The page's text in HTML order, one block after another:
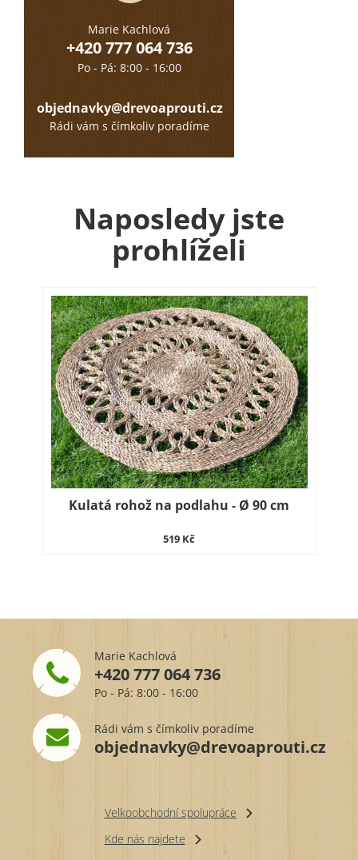
Marie Kachlová
+420 777 064 736
Po - Pá: 8:00 - 16:00
objednavky@drevoaprouti.cz
Rádi vám s čímkoliv poradíme
Naposledy jste
prohlíželi
Kulatá rohož na podlahu - Ø 90 cm
519 Kč
Marie Kachlová
+420 777 064 736
Po - Pá: 8:00 - 16:00
objednavky@drevoaprouti.cz
Rádi vám s čímkoliv poradíme
Velkoobchodní spolupráce
Kde nás najdete